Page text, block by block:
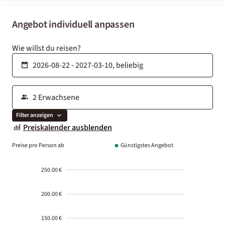
Angebot individuell anpassen
Wie willst du reisen?
Filter anzeigen
Preiskalender ausblenden
Preise pro Person ab Günstigstes Angebot
250.00 €
200.00 €
150.00 €